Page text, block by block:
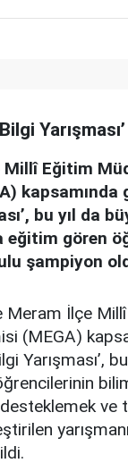
Millî Eğitim
kapsamında
bu yıl da
gören
şampiyon
İlçe
(MEGA)
Yarışması’,
ve